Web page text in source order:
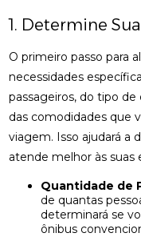
1. Determine
O primeiro passo para
necessidades
passageiros, do tipo
das comodidades que
viagem. Isso ajudará a
atende melhor às suas
Quantidade de
de quantas
determinará se
ônibus